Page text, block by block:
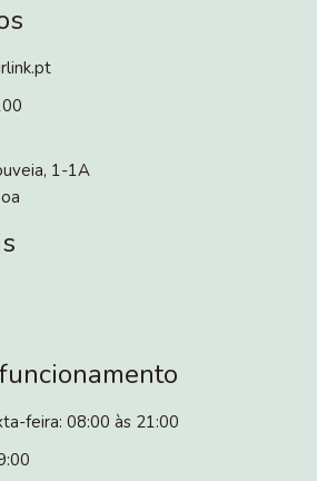
1-1A
feira: 08:00 às 21:00